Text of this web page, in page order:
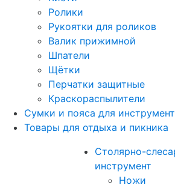
Ролики
Рукоятки для роликов
Валик прижимной
Шпатели
Щётки
Перчатки защитные
Краскораспылители
Сумки и пояса для
Товары для отдыха и пикника
Столярно-
инструмент
Ножи